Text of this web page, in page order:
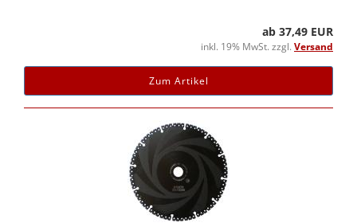
ab 37,49 EUR
inkl. 19% MwSt. zzgl. Versand
Zum Artikel